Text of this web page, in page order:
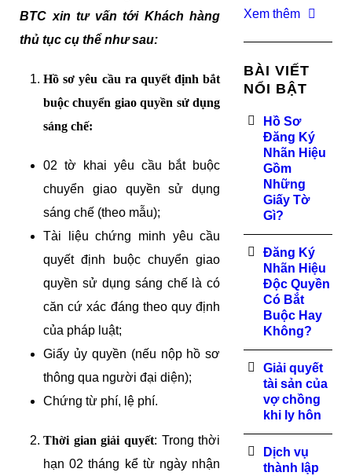
BTC xin tư vấn tới Khách hàng
thủ tục cụ thể như sau:
Hồ sơ yêu cầu ra quyết định bắt
buộc chuyển giao quyền sử dụng
sáng chế:
02 tờ khai yêu cầu bắt buộc
chuyển giao quyền sử dụng
sáng chế (theo mẫu);
Tài liệu chứng minh yêu cầu
quyết định buộc chuyển giao
quyền sử dụng sáng chế là có
căn cứ xác đáng theo quy định
của pháp luật;
Giấy ủy quyền (nếu nộp hồ sơ
thông qua người đại diện);
Chứng từ phí, lệ phí.
Thời gian giải quyết: Trong thời
hạn 02 tháng kể từ ngày nhận
Xem thêm
BÀI VIẾT
NỔI BẬT
Hồ Sơ
Đăng Ký
Nhãn Hiệu
Gồm
Những
Giấy Tờ
Gì?
Đăng Ký
Nhãn Hiệu
Độc Quyền
Có Bắt
Buộc Hay
Không?
Giải quyết
tài sản của
vợ chồng
khi ly hôn
Dịch vụ
thành lập